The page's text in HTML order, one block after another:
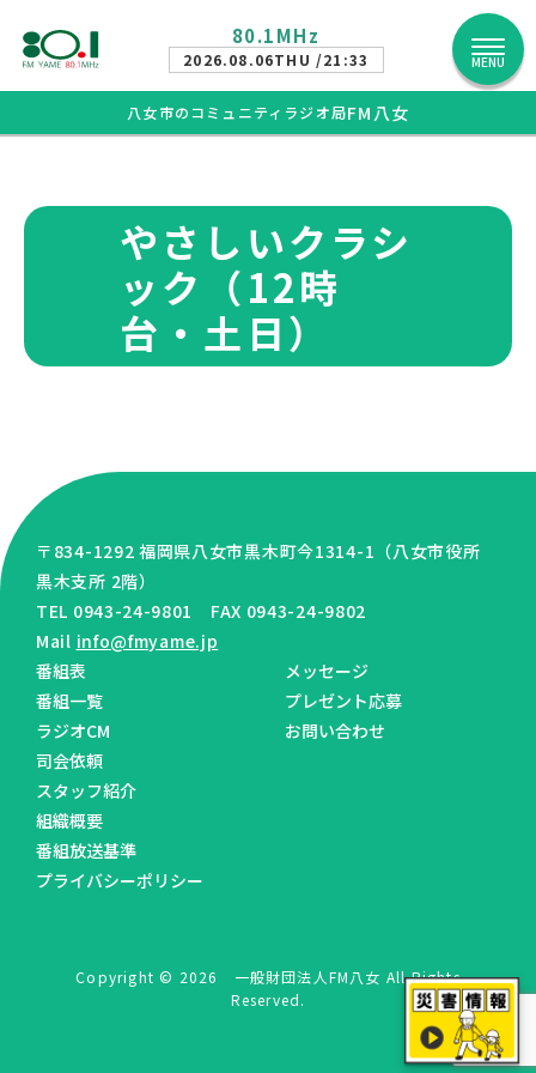
80.1MHz
2026.08.06THU /21:33 MENU
八女市のコミュニティラジオ局FM八女
やさしいクラシ
ック（12時
台・土日）
番組表
番組一覧
ラジオCM
司会依頼
スタッフ紹介
組織概要
メッセージ
プレゼント応募
お問い合わせ
〒834-1292 福岡県八女市黒木町今1314-1（八女市役所
黒木支所 2階）
TEL 0943-24-9801 FAX 0943-24-9802
Mail info@fmyame.jp
番組放送基準
プライバシーポリシー
Copyright © 2026 一般財団法人FM八女 All Rights
Reserved.